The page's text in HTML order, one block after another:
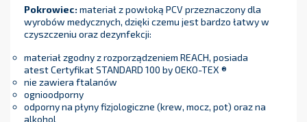
Pokrowiec:materiał z powłoką PCV przeznaczony dla
wyrobów medycznych, dzięki czemu jest bardzo łatwy w
czyszczeniu oraz dezynfekcji:
materiał zgodny z rozporządzeniem REACH, posiada
atest Certyfikat STANDARD 100 by OEKO-TEX ®
nie zawiera ftalanów
ognioodporny
odporny na płyny fizjologiczne (krew, mocz, pot) oraz na
alkohol